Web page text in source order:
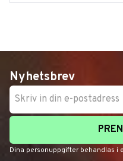
Nyhetsbrev
Dina personuppgifter behandlas i